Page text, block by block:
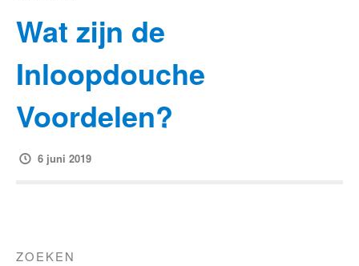
Wat zijn de
Inloopdouche
Voordelen?
6 juni 2019
ZOEKEN